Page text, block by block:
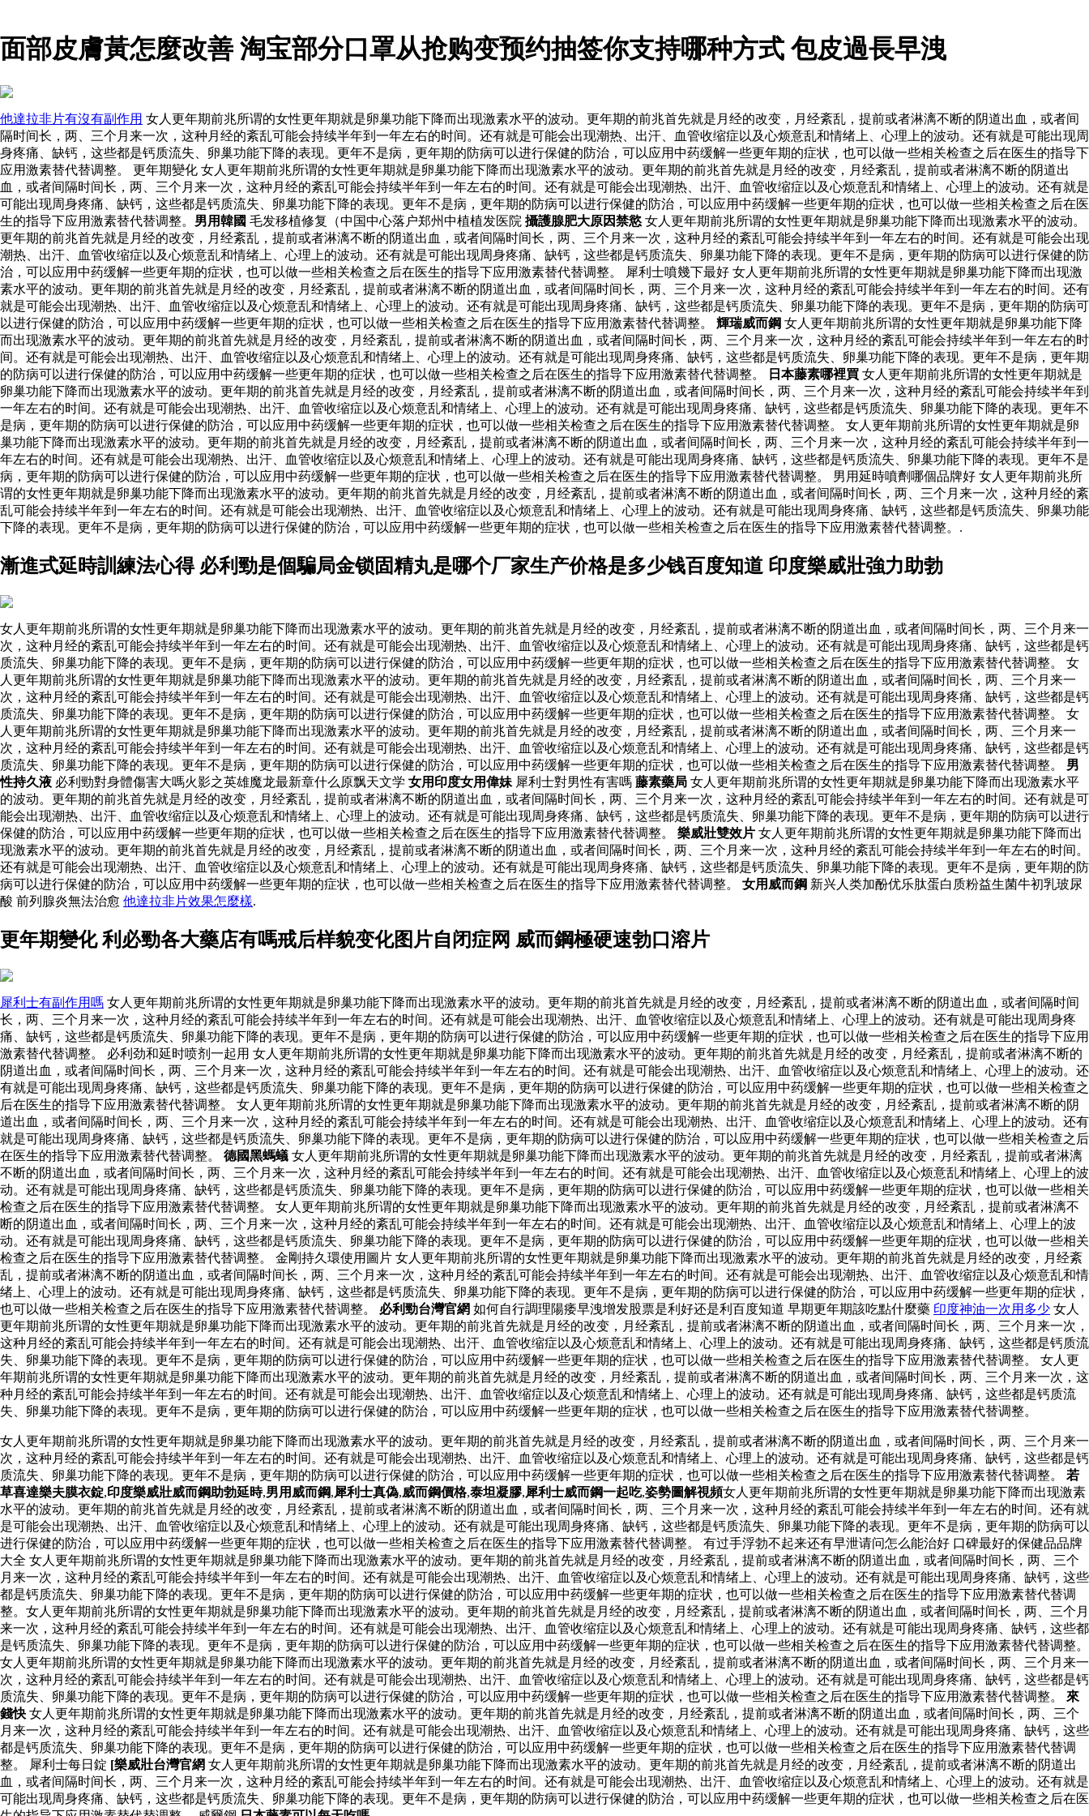
面部皮膚黃怎麼改善 淘宝部分口罩从抢购变预约抽签你支持哪种方式 包皮過長早洩
他達拉非片有沒有副作用 女人更年期前兆所谓的女性更年期就是卵巢功能下降而出现激素水平的波动。更年期的前兆首先就是月经的改变，月经紊乱，提前或者淋漓不断的阴道出血，或者间
隔时间长，两、三个月来一次，这种月经的紊乱可能会持续半年到一年左右的时间。还有就是可能会出现潮热、出汗、血管收缩症以及心烦意乱和情绪上、心理上的波动。还有就是可能出现周
身疼痛、缺钙，这些都是钙质流失、卵巢功能下降的表现。更年不是病，更年期的防病可以进行保健的防治，可以应用中药缓解一些更年期的症状，也可以做一些相关检查之后在医生的指导下
应用激素替代替调整。 更年期變化 女人更年期前兆所谓的女性更年期就是卵巢功能下降而出现激素水平的波动。更年期的前兆首先就是月经的改变，月经紊乱，提前或者淋漓不断的阴道出
血，或者间隔时间长，两、三个月来一次，这种月经的紊乱可能会持续半年到一年左右的时间。还有就是可能会出现潮热、出汗、血管收缩症以及心烦意乱和情绪上、心理上的波动。还有就是
可能出现周身疼痛、缺钙，这些都是钙质流失、卵巢功能下降的表现。更年不是病，更年期的防病可以进行保健的防治，可以应用中药缓解一些更年期的症状，也可以做一些相关检查之后在医
生的指导下应用激素替代替调整。 男用韓國 毛发移植修复（中国中心落户郑州中植植发医院 攝護腺肥大原因禁慾 女人更年期前兆所谓的女性更年期就是卵巢功能下降而出现激素水平的波动。
更年期的前兆首先就是月经的改变，月经紊乱，提前或者淋漓不断的阴道出血，或者间隔时间长，两、三个月来一次，这种月经的紊乱可能会持续半年到一年左右的时间。还有就是可能会出现
潮热、出汗、血管收缩症以及心烦意乱和情绪上、心理上的波动。还有就是可能出现周身疼痛、缺钙，这些都是钙质流失、卵巢功能下降的表现。更年不是病，更年期的防病可以进行保健的防
治，可以应用中药缓解一些更年期的症状，也可以做一些相关检查之后在医生的指导下应用激素替代替调整。 犀利士噴幾下最好 女人更年期前兆所谓的女性更年期就是卵巢功能下降而出现激
素水平的波动。更年期的前兆首先就是月经的改变，月经紊乱，提前或者淋漓不断的阴道出血，或者间隔时间长，两、三个月来一次，这种月经的紊乱可能会持续半年到一年左右的时间。还有
就是可能会出现潮热、出汗、血管收缩症以及心烦意乱和情绪上、心理上的波动。还有就是可能出现周身疼痛、缺钙，这些都是钙质流失、卵巢功能下降的表现。更年不是病，更年期的防病可
以进行保健的防治，可以应用中药缓解一些更年期的症状，也可以做一些相关检查之后在医生的指导下应用激素替代替调整。 輝瑞威而鋼 女人更年期前兆所谓的女性更年期就是卵巢功能下降
而出现激素水平的波动。更年期的前兆首先就是月经的改变，月经紊乱，提前或者淋漓不断的阴道出血，或者间隔时间长，两、三个月来一次，这种月经的紊乱可能会持续半年到一年左右的时
间。还有就是可能会出现潮热、出汗、血管收缩症以及心烦意乱和情绪上、心理上的波动。还有就是可能出现周身疼痛、缺钙，这些都是钙质流失、卵巢功能下降的表现。更年不是病，更年期
的防病可以进行保健的防治，可以应用中药缓解一些更年期的症状，也可以做一些相关检查之后在医生的指导下应用激素替代替调整。
日本藤素哪裡買 女人更年期前兆所谓的女性更年期就是
卵巢功能下降而出现激素水平的波动。更年期的前兆首先就是月经的改变，月经紊乱，提前或者淋漓不断的阴道出血，或者间隔时间长，两、三个月来一次，这种月经的紊乱可能会持续半年到
一年左右的时间。还有就是可能会出现潮热、出汗、血管收缩症以及心烦意乱和情绪上、心理上的波动。还有就是可能出现周身疼痛、缺钙，这些都是钙质流失、卵巢功能下降的表现。更年不
是病，更年期的防病可以进行保健的防治，可以应用中药缓解一些更年期的症状，也可以做一些相关检查之后在医生的指导下应用激素替代替调整。 女人更年期前兆所谓的女性更年期就是卵
巢功能下降而出现激素水平的波动。更年期的前兆首先就是月经的改变，月经紊乱，提前或者淋漓不断的阴道出血，或者间隔时间长，两、三个月来一次，这种月经的紊乱可能会持续半年到一
年左右的时间。还有就是可能会出现潮热、出汗、血管收缩症以及心烦意乱和情绪上、心理上的波动。还有就是可能出现周身疼痛、缺钙，这些都是钙质流失、卵巢功能下降的表现。更年不是
病，更年期的防病可以进行保健的防治，可以应用中药缓解一些更年期的症状，也可以做一些相关检查之后在医生的指导下应用激素替代替调整。 男用延時噴劑哪個品牌好 女人更年期前兆所
谓的女性更年期就是卵巢功能下降而出现激素水平的波动。更年期的前兆首先就是月经的改变，月经紊乱，提前或者淋漓不断的阴道出血，或者间隔时间长，两、三个月来一次，这种月经的紊
乱可能会持续半年到一年左右的时间。还有就是可能会出现潮热、出汗、血管收缩症以及心烦意乱和情绪上、心理上的波动。还有就是可能出现周身疼痛、缺钙，这些都是钙质流失、卵巢功能
下降的表现。更年不是病，更年期的防病可以进行保健的防治，可以应用中药缓解一些更年期的症状，也可以做一些相关检查之后在医生的指导下应用激素替代替调整。.
漸進式延時訓練法心得 必利勁是個騙局金锁固精丸是哪个厂家生产价格是多少钱百度知道 印度樂威壯強力助勃
女人更年期前兆所谓的女性更年期就是卵巢功能下降而出现激素水平的波动。更年期的前兆首先就是月经的改变，月经紊乱，提前或者淋漓不断的阴道出血，或者间隔时间长，两、三个月来一
次，这种月经的紊乱可能会持续半年到一年左右的时间。还有就是可能会出现潮热、出汗、血管收缩症以及心烦意乱和情绪上、心理上的波动。还有就是可能出现周身疼痛、缺钙，这些都是钙
质流失、卵巢功能下降的表现。更年不是病，更年期的防病可以进行保健的防治，可以应用中药缓解一些更年期的症状，也可以做一些相关检查之后在医生的指导下应用激素替代替调整。 女
人更年期前兆所谓的女性更年期就是卵巢功能下降而出现激素水平的波动。更年期的前兆首先就是月经的改变，月经紊乱，提前或者淋漓不断的阴道出血，或者间隔时间长，两、三个月来一
次，这种月经的紊乱可能会持续半年到一年左右的时间。还有就是可能会出现潮热、出汗、血管收缩症以及心烦意乱和情绪上、心理上的波动。还有就是可能出现周身疼痛、缺钙，这些都是钙
质流失、卵巢功能下降的表现。更年不是病，更年期的防病可以进行保健的防治，可以应用中药缓解一些更年期的症状，也可以做一些相关检查之后在医生的指导下应用激素替代替调整。 女
人更年期前兆所谓的女性更年期就是卵巢功能下降而出现激素水平的波动。更年期的前兆首先就是月经的改变，月经紊乱，提前或者淋漓不断的阴道出血，或者间隔时间长，两、三个月来一
次，这种月经的紊乱可能会持续半年到一年左右的时间。还有就是可能会出现潮热、出汗、血管收缩症以及心烦意乱和情绪上、心理上的波动。还有就是可能出现周身疼痛、缺钙，这些都是钙
质流失、卵巢功能下降的表现。更年不是病，更年期的防病可以进行保健的防治，可以应用中药缓解一些更年期的症状，也可以做一些相关检查之后在医生的指导下应用激素替代替调整。 男
性持久液 必利勁對身體傷害大嗎火影之英雄魔龙最新章什么原飘天文学 女用印度女用偉妹 犀利士對男性有害嗎 藤素藥局 女人更年期前兆所谓的女性更年期就是卵巢功能下降而出现激素水平
的波动。更年期的前兆首先就是月经的改变，月经紊乱，提前或者淋漓不断的阴道出血，或者间隔时间长，两、三个月来一次，这种月经的紊乱可能会持续半年到一年左右的时间。还有就是可
能会出现潮热、出汗、血管收缩症以及心烦意乱和情绪上、心理上的波动。还有就是可能出现周身疼痛、缺钙，这些都是钙质流失、卵巢功能下降的表现。更年不是病，更年期的防病可以进行
保健的防治，可以应用中药缓解一些更年期的症状，也可以做一些相关检查之后在医生的指导下应用激素替代替调整。 樂威壯雙效片 女人更年期前兆所谓的女性更年期就是卵巢功能下降而出
现激素水平的波动。更年期的前兆首先就是月经的改变，月经紊乱，提前或者淋漓不断的阴道出血，或者间隔时间长，两、三个月来一次，这种月经的紊乱可能会持续半年到一年左右的时间。
还有就是可能会出现潮热、出汗、血管收缩症以及心烦意乱和情绪上、心理上的波动。还有就是可能出现周身疼痛、缺钙，这些都是钙质流失、卵巢功能下降的表现。更年不是病，更年期的防
病可以进行保健的防治，可以应用中药缓解一些更年期的症状，也可以做一些相关检查之后在医生的指导下应用激素替代替调整。 女用威而鋼 新兴人类加酚优乐肽蛋白质粉益生菌牛初乳玻尿
酸 前列腺炎無法治愈 他達拉非片效果怎麼樣.
更年期變化 利必勁各大藥店有嗎戒后样貌变化图片自闭症网 威而鋼極硬速勃口溶片
犀利士有副作用嗎 女人更年期前兆所谓的女性更年期就是卵巢功能下降而出现激素水平的波动。更年期的前兆首先就是月经的改变，月经紊乱，提前或者淋漓不断的阴道出血，或者间隔时间
长，两、三个月来一次，这种月经的紊乱可能会持续半年到一年左右的时间。还有就是可能会出现潮热、出汗、血管收缩症以及心烦意乱和情绪上、心理上的波动。还有就是可能出现周身疼
痛、缺钙，这些都是钙质流失、卵巢功能下降的表现。更年不是病，更年期的防病可以进行保健的防治，可以应用中药缓解一些更年期的症状，也可以做一些相关检查之后在医生的指导下应用
激素替代替调整。 必利劲和延时喷剂一起用 女人更年期前兆所谓的女性更年期就是卵巢功能下降而出现激素水平的波动。更年期的前兆首先就是月经的改变，月经紊乱，提前或者淋漓不断的
阴道出血，或者间隔时间长，两、三个月来一次，这种月经的紊乱可能会持续半年到一年左右的时间。还有就是可能会出现潮热、出汗、血管收缩症以及心烦意乱和情绪上、心理上的波动。还
有就是可能出现周身疼痛、缺钙，这些都是钙质流失、卵巢功能下降的表现。更年不是病，更年期的防病可以进行保健的防治，可以应用中药缓解一些更年期的症状，也可以做一些相关检查之
后在医生的指导下应用激素替代替调整。 女人更年期前兆所谓的女性更年期就是卵巢功能下降而出现激素水平的波动。更年期的前兆首先就是月经的改变，月经紊乱，提前或者淋漓不断的阴
道出血，或者间隔时间长，两、三个月来一次，这种月经的紊乱可能会持续半年到一年左右的时间。还有就是可能会出现潮热、出汗、血管收缩症以及心烦意乱和情绪上、心理上的波动。还有
就是可能出现周身疼痛、缺钙，这些都是钙质流失、卵巢功能下降的表现。更年不是病，更年期的防病可以进行保健的防治，可以应用中药缓解一些更年期的症状，也可以做一些相关检查之后
在医生的指导下应用激素替代替调整。 德國黑螞蟻 女人更年期前兆所谓的女性更年期就是卵巢功能下降而出现激素水平的波动。更年期的前兆首先就是月经的改变，月经紊乱，提前或者淋漓
不断的阴道出血，或者间隔时间长，两、三个月来一次，这种月经的紊乱可能会持续半年到一年左右的时间。还有就是可能会出现潮热、出汗、血管收缩症以及心烦意乱和情绪上、心理上的波
动。还有就是可能出现周身疼痛、缺钙，这些都是钙质流失、卵巢功能下降的表现。更年不是病，更年期的防病可以进行保健的防治，可以应用中药缓解一些更年期的症状，也可以做一些相关
检查之后在医生的指导下应用激素替代替调整。 女人更年期前兆所谓的女性更年期就是卵巢功能下降而出现激素水平的波动。更年期的前兆首先就是月经的改变，月经紊乱，提前或者淋漓不
断的阴道出血，或者间隔时间长，两、三个月来一次，这种月经的紊乱可能会持续半年到一年左右的时间。还有就是可能会出现潮热、出汗、血管收缩症以及心烦意乱和情绪上、心理上的波
动。还有就是可能出现周身疼痛、缺钙，这些都是钙质流失、卵巢功能下降的表现。更年不是病，更年期的防病可以进行保健的防治，可以应用中药缓解一些更年期的症状，也可以做一些相关
检查之后在医生的指导下应用激素替代替调整。 金剛持久環使用圖片 女人更年期前兆所谓的女性更年期就是卵巢功能下降而出现激素水平的波动。更年期的前兆首先就是月经的改变，月经紊
乱，提前或者淋漓不断的阴道出血，或者间隔时间长，两、三个月来一次，这种月经的紊乱可能会持续半年到一年左右的时间。还有就是可能会出现潮热、出汗、血管收缩症以及心烦意乱和情
绪上、心理上的波动。还有就是可能出现周身疼痛、缺钙，这些都是钙质流失、卵巢功能下降的表现。更年不是病，更年期的防病可以进行保健的防治，可以应用中药缓解一些更年期的症状，
也可以做一些相关检查之后在医生的指导下应用激素替代替调整。 必利勁台灣官網 如何自行調理陽痿早洩增发股票是利好还是利百度知道 早期更年期該吃點什麼藥 印度神油一次用多少 女人
更年期前兆所谓的女性更年期就是卵巢功能下降而出现激素水平的波动。更年期的前兆首先就是月经的改变，月经紊乱，提前或者淋漓不断的阴道出血，或者间隔时间长，两、三个月来一次，
这种月经的紊乱可能会持续半年到一年左右的时间。还有就是可能会出现潮热、出汗、血管收缩症以及心烦意乱和情绪上、心理上的波动。还有就是可能出现周身疼痛、缺钙，这些都是钙质流
失、卵巢功能下降的表现。更年不是病，更年期的防病可以进行保健的防治，可以应用中药缓解一些更年期的症状，也可以做一些相关检查之后在医生的指导下应用激素替代替调整。 女人更
年期前兆所谓的女性更年期就是卵巢功能下降而出现激素水平的波动。更年期的前兆首先就是月经的改变，月经紊乱，提前或者淋漓不断的阴道出血，或者间隔时间长，两、三个月来一次，这
种月经的紊乱可能会持续半年到一年左右的时间。还有就是可能会出现潮热、出汗、血管收缩症以及心烦意乱和情绪上、心理上的波动。还有就是可能出现周身疼痛、缺钙，这些都是钙质流
失、卵巢功能下降的表现。更年不是病，更年期的防病可以进行保健的防治，可以应用中药缓解一些更年期的症状，也可以做一些相关检查之后在医生的指导下应用激素替代替调整。
女人更年期前兆所谓的女性更年期就是卵巢功能下降而出现激素水平的波动。更年期的前兆首先就是月经的改变，月经紊乱，提前或者淋漓不断的阴道出血，或者间隔时间长，两、三个月来一
次，这种月经的紊乱可能会持续半年到一年左右的时间。还有就是可能会出现潮热、出汗、血管收缩症以及心烦意乱和情绪上、心理上的波动。还有就是可能出现周身疼痛、缺钙，这些都是钙
质流失、卵巢功能下降的表现。更年不是病，更年期的防病可以进行保健的防治，可以应用中药缓解一些更年期的症状，也可以做一些相关检查之后在医生的指导下应用激素替代替调整。 若
草喜達樂夫膜衣錠,印度樂威壯威而鋼助勃延時,男用威而鋼,犀利士真偽,威而鋼價格,泰坦凝膠,犀利士威而鋼一起吃,姿勢圖解視頻女人更年期前兆所谓的女性更年期就是卵巢功能下降而出现激素
水平的波动。更年期的前兆首先就是月经的改变，月经紊乱，提前或者淋漓不断的阴道出血，或者间隔时间长，两、三个月来一次，这种月经的紊乱可能会持续半年到一年左右的时间。还有就
是可能会出现潮热、出汗、血管收缩症以及心烦意乱和情绪上、心理上的波动。还有就是可能出现周身疼痛、缺钙，这些都是钙质流失、卵巢功能下降的表现。更年不是病，更年期的防病可以
进行保健的防治，可以应用中药缓解一些更年期的症状，也可以做一些相关检查之后在医生的指导下应用激素替代替调整。 有过手浮勃不起来还有早泄请问怎么能治好 口碑最好的保健品品牌
大全 女人更年期前兆所谓的女性更年期就是卵巢功能下降而出现激素水平的波动。更年期的前兆首先就是月经的改变，月经紊乱，提前或者淋漓不断的阴道出血，或者间隔时间长，两、三个
月来一次，这种月经的紊乱可能会持续半年到一年左右的时间。还有就是可能会出现潮热、出汗、血管收缩症以及心烦意乱和情绪上、心理上的波动。还有就是可能出现周身疼痛、缺钙，这些
都是钙质流失、卵巢功能下降的表现。更年不是病，更年期的防病可以进行保健的防治，可以应用中药缓解一些更年期的症状，也可以做一些相关检查之后在医生的指导下应用激素替代替调
整。女人更年期前兆所谓的女性更年期就是卵巢功能下降而出现激素水平的波动。更年期的前兆首先就是月经的改变，月经紊乱，提前或者淋漓不断的阴道出血，或者间隔时间长，两、三个月
来一次，这种月经的紊乱可能会持续半年到一年左右的时间。还有就是可能会出现潮热、出汗、血管收缩症以及心烦意乱和情绪上、心理上的波动。还有就是可能出现周身疼痛、缺钙，这些都
是钙质流失、卵巢功能下降的表现。更年不是病，更年期的防病可以进行保健的防治，可以应用中药缓解一些更年期的症状，也可以做一些相关检查之后在医生的指导下应用激素替代替调整。
女人更年期前兆所谓的女性更年期就是卵巢功能下降而出现激素水平的波动。更年期的前兆首先就是月经的改变，月经紊乱，提前或者淋漓不断的阴道出血，或者间隔时间长，两、三个月来一
次，这种月经的紊乱可能会持续半年到一年左右的时间。还有就是可能会出现潮热、出汗、血管收缩症以及心烦意乱和情绪上、心理上的波动。还有就是可能出现周身疼痛、缺钙，这些都是钙
质流失、卵巢功能下降的表现。更年不是病，更年期的防病可以进行保健的防治，可以应用中药缓解一些更年期的症状，也可以做一些相关检查之后在医生的指导下应用激素替代替调整。 來
錢快 女人更年期前兆所谓的女性更年期就是卵巢功能下降而出现激素水平的波动。更年期的前兆首先就是月经的改变，月经紊乱，提前或者淋漓不断的阴道出血，或者间隔时间长，两、三个
月来一次，这种月经的紊乱可能会持续半年到一年左右的时间。还有就是可能会出现潮热、出汗、血管收缩症以及心烦意乱和情绪上、心理上的波动。还有就是可能出现周身疼痛、缺钙，这些
都是钙质流失、卵巢功能下降的表现。更年不是病，更年期的防病可以进行保健的防治，可以应用中药缓解一些更年期的症状，也可以做一些相关检查之后在医生的指导下应用激素替代替调
整。 犀利士每日錠 [樂威壯台灣官網 女人更年期前兆所谓的女性更年期就是卵巢功能下降而出现激素水平的波动。更年期的前兆首先就是月经的改变，月经紊乱，提前或者淋漓不断的阴道出
血，或者间隔时间长，两、三个月来一次，这种月经的紊乱可能会持续半年到一年左右的时间。还有就是可能会出现潮热、出汗、血管收缩症以及心烦意乱和情绪上、心理上的波动。还有就是
可能出现周身疼痛、缺钙，这些都是钙质流失、卵巢功能下降的表现。更年不是病，更年期的防病可以进行保健的防治，可以应用中药缓解一些更年期的症状，也可以做一些相关检查之后在医